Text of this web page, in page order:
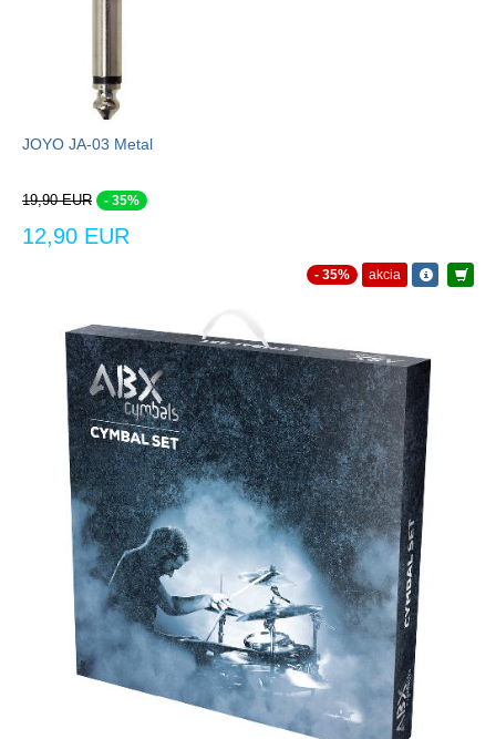
JOYO JA-03 Metal
19,90 EUR - 35%
12,90 EUR
- 35% akcia